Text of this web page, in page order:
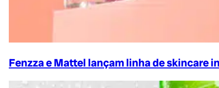
Fenzza e Mattel lançam linha de skincare